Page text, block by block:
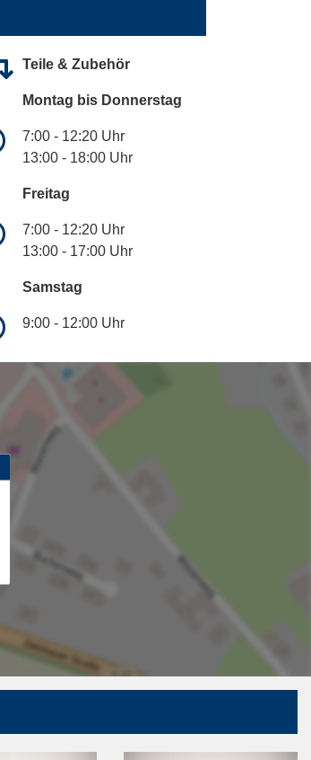
Teile & Zubehör
Montag bis Donnerstag
7:00 - 12:20 Uhr
13:00 - 18:00 Uhr
Freitag
7:00 - 12:20 Uhr
13:00 - 17:00 Uhr
Samstag
9:00 - 12:00 Uhr